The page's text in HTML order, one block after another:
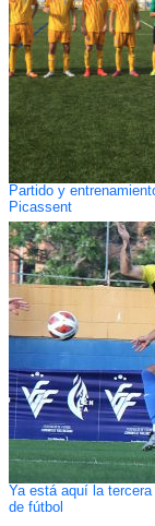
Partido y
Picassent
Ya está aquí la
de fútbol